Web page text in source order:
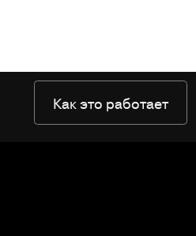
Как это работает